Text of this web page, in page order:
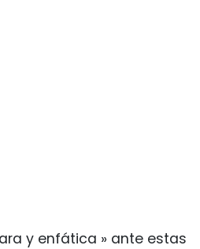
y enfática » ante estas